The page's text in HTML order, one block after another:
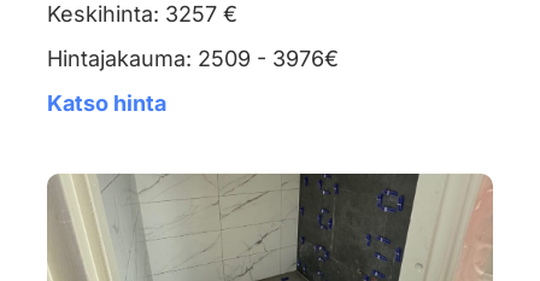
Keskihinta: 3257 €
Hintajakauma: 2509 - 3976€
Katso hinta